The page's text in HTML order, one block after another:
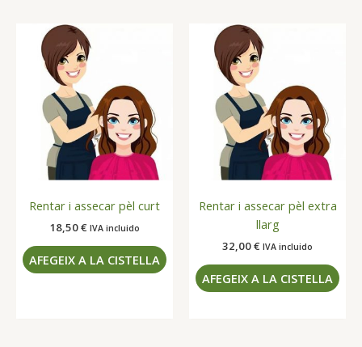
Rentar i assecar pèl curt
18,50€ IVA incluido
AFEGEIX A LA CISTELLA
Rentar i assecar pèl extra
llarg
32,00€ IVA incluido
AFEGEIX A LA CISTELLA